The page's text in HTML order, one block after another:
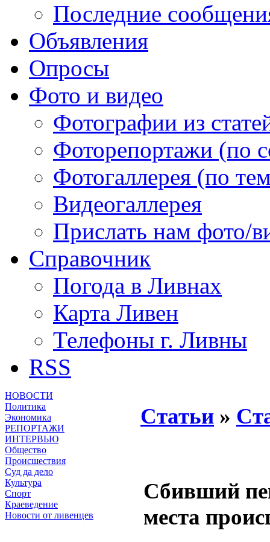
Последние
Объявления
Опросы
Фото и видео
Фотографии из
Фоторепортажи (по
Фотогаллерея (по
Видеогаллерея
Прислать нам фото/
Справочник
Погода в Ливнах
Карта Ливен
Телефоны г. Ливны
RSS
НОВОСТИ
Политика
Экономика
РЕПОРТАЖИ
ИНТЕРВЬЮ
Общество
Происшествия
Суд да дело
Культура
Спорт
Краеведение
Новости от ливенцев
Статьи »
Сбивший
места